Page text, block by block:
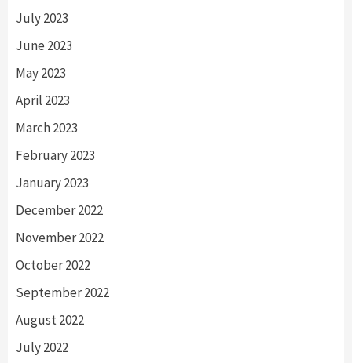
July 2023
June 2023
May 2023
April 2023
March 2023
February 2023
January 2023
December 2022
November 2022
October 2022
September 2022
August 2022
July 2022